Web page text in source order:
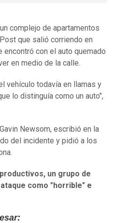
complejo de apartamentos
que salió corriendo en
con el auto quemado
en medio de la calle.
vehículo todavía en llamas y
lo distinguía como un auto",
Newsom, escribió en la
del incidente y pidió a los
un grupo de
como "horrible" e